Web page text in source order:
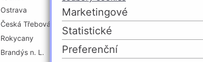
Marketingové
Statistické
Preferenční
Ostrava
Česká Třebová
Rokycany
Brandýs n. L.